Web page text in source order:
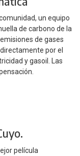
un equipo
de carbono de la
de gases
por el
y gasoil. Las
película